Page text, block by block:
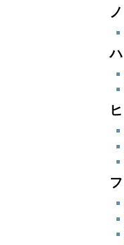
ノ
ハ
ヒ
フ